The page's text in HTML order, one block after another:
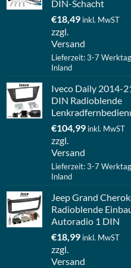
DIN-Schacht
€18,49 inkl. MwST
zzgl.
Versand
Lieferzeit: 3-7
Inland
Iveco Daily 2014-
DIN Radioblende
€104,99 inkl. MwST
zzgl.
Versand
Lieferzeit: 3-7
Inland
Jeep Grand
Radioblende
Autoradio 1 DIN
€18,99 inkl. MwST
zzgl.
Versand